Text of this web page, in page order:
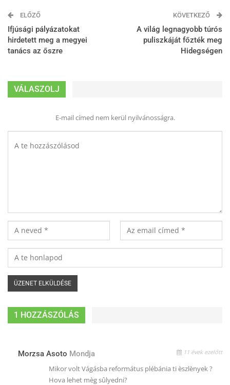
ELŐZŐ
Ifjúsági pályázatokat
hirdetett meg a megyei
tanács az őszre
KÖVETKEZŐ
A világ legnagyobb túrós
puliszkáját főzték meg
Hidegségen
VÁLASZOLJ
E-mail címed nem kerül nyilvánosságra.
1 HOZZÁSZÓLÁS
Morzsa Asoto Mondja 11 évek ezelőtt
Mikor volt Vágásba református plébánia ti èszlènyek ?
Hova lehet mèg sûlyedni?